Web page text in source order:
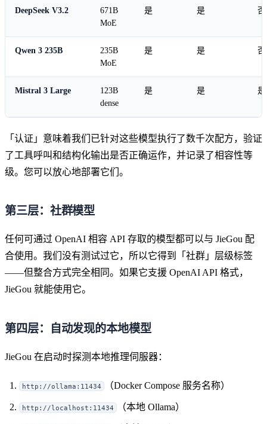
DeepSeek V3.2
671B
MoE
是 是 否
Qwen 3 235B
235B
MoE
是 是 否
Mistral 3 Large
123B
dense
是 是 是
「认证」意味着我们已针对这些模型执行了数千次配方，验证
了工具呼叫和结构化输出是否正确运作，并记录了相容性等
级。您可以放心地部署它们。
第三层：社群模型
任何可通过 OpenAI 相容 API 存取的模型都可以与 JieGou 配
合使用。我们没有测试过它，所以它得到「社群」层级标签
——但整合方式完全相同。如果它支援 OpenAI API 格式，
JieGou 就能使用它。
第四层：自动发现的本地模型
JieGou 在启动时探测本地推理伺服器：
http://ollama:11434 （Docker Compose 服务名称）
http://localhost:11434 （本地 Ollama）